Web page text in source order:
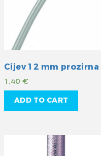
1,40 €
ADD TO CART